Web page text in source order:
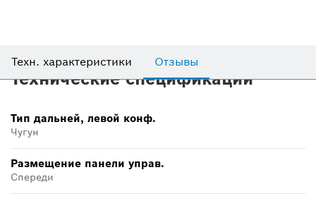
Техн. характеристики Отзывы
Технические спецификации
Тип дальней, левой конф.
Чугун
Размещение панели управ.
Спереди